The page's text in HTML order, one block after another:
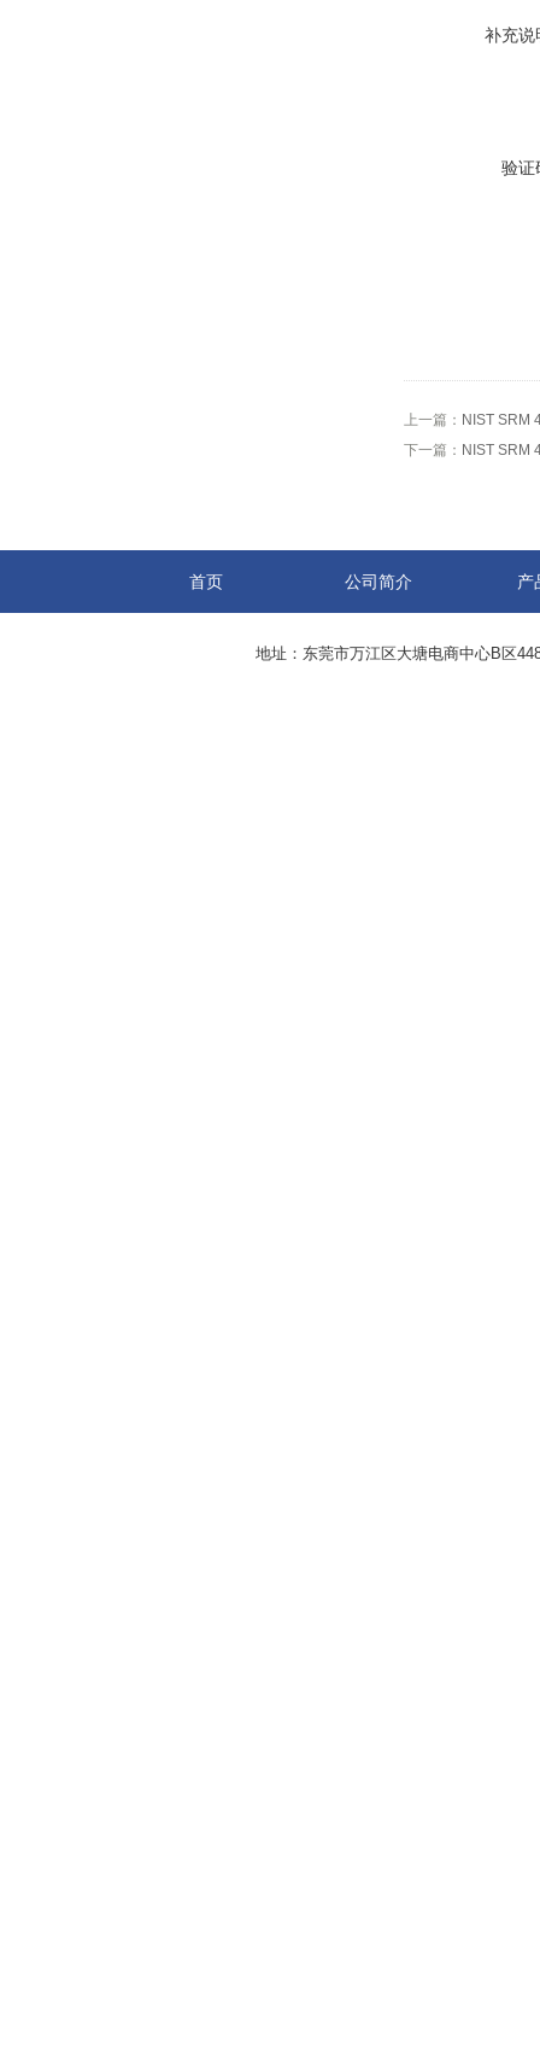
补充说
验证
上一篇： NIST SRM
下一篇： NIST SRM
首页 公司简介 产
地址：东莞市万江区大塘电商中心B区